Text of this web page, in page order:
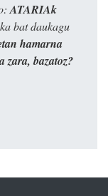
ATARIAk
bat daukagu
hamarna
zara, bazatoz?